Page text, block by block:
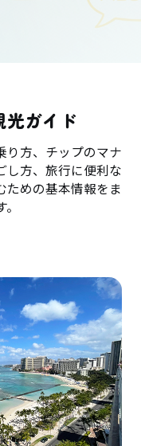
ガイド
り方、チップのマナ
し方、旅行に便利な
ための基本情報をま